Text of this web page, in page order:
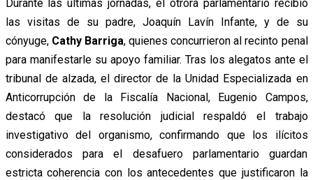
Durante las últimas jornadas, el otrora parlamentario recibió
las visitas de su padre, Joaquín Lavín Infante, y de su
cónyuge, Cathy Barriga, quienes concurrieron al recinto penal
para manifestarle su apoyo familiar. Tras los alegatos ante el
tribunal de alzada, el director de la Unidad Especializada en
Anticorrupción de la Fiscalía Nacional, Eugenio Campos,
destacó que la resolución judicial respaldó el trabajo
investigativo del organismo, confirmando que los ilícitos
considerados para el desafuero parlamentario guardan
estricta coherencia con los antecedentes que justificaron la